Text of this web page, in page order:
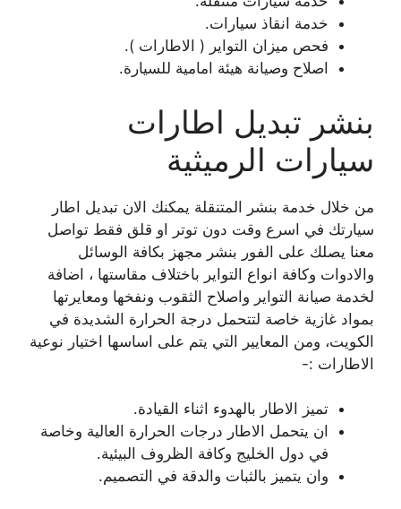
خدمة انقاذ سيارات.
فحص ميزان التواير ( الاطارات ).
اصلاح وصيانة هيئة امامية للسيارة.
بنشر تبديل اطارات
سيارات الرميثية
من خلال خدمة بنشر المتنقلة يمكنك الان تبديل اطار
سيارتك في اسرع وقت دون توتر او قلق فقط تواصل
معنا يصلك على الفور بنشر مجهز بكافة الوسائل
والادوات وكافة انواع التواير باختلاف مقاستها ، اضافة
لخدمة صيانة التواير واصلاح الثقوب ونفخها ومعايرتها
بمواد غازية خاصة لتتحمل درجة الحرارة الشديدة في
الكويت، ومن المعايير التي يتم على اساسها اختيار نوعية
الاطارات :-
تميز الاطار بالهدوء اثناء القيادة.
ان يتحمل الاطار درجات الحرارة العالية وخاصة
في دول الخليج وكافة الظروف البيئية.
وان يتميز بالثبات والدقة في التصميم.